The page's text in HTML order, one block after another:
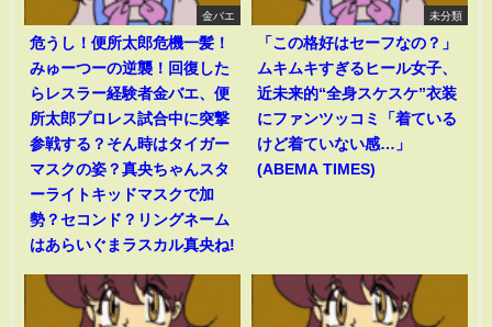
金バエ
危うし！便所太郎危機一髪！
みゅーつーの逆襲！回復した
らレスラー経験者金バエ、便
所太郎プロレス試合中に突撃
参戦する？そん時はタイガー
マスクの姿？真央ちゃんスタ
ーライトキッドマスクで加
勢？セコンド？リングネーム
はあらいぐまラスカル真央ね!
未分類
「この格好はセーフなの？」
ムキムキすぎるヒール女子、
近未来的“全身スケスケ”衣装
にファンツッコミ「着ている
けど着ていない感…」
(ABEMA TIMES)